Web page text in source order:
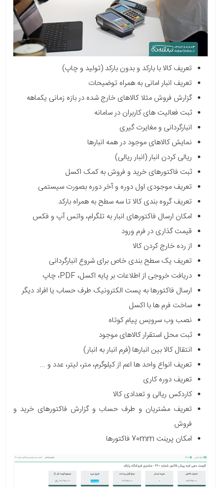
تعریف کالا با بارکد و بدون بارکد (تولید و چاپ)
تعریف انبار امانی به همراه توضیحات
گزارش فروش مثلا کالاهای خارج شده در بازه زمانی یکماهه
ثبت فعالیت های کاربران در سامانه
انبارگردانی و مغایرت گیری
نمایش کالاهای موجود در همه انبارها
ریالی کردن انبار (انبار ریالی)
ثبت فاکتورهای خرید و فروش به کمک اکسل
تعریف موجودی اول دوره و آخر دوره بصورت سیستمی
تعریف گروه بندی کالا تا سه سطح به همراه بارکد
امکان ارسال فاکتورهای انبار به تلگرام، واتس آپ و فکس
قیمت گذاری در فرم ورود
از رده خارج کردن کالا
تعریف یک سطح بندی خاص برای شروع انبارگردانی
دریافت خروجی از اطلاعات بر پایه اکسل، PDF، چاپ
ارسال فاکتورها به پست الکترونیک طرف حساب یا افراد دیگر
ساخت فرم ها با اکسل
نصب وب سرویس پیام کوتاه
ثبت محل استقرار کالاهای موجود
انتقال کالا بین انبارها (فرم انبار به انبار)
تعریف انواع واحد ها اعم از کیلوگرم، متر، لیتر، عدد و ...
تعریف دوره کاری
کاردکس ریالی و تعدادی کالا
تعریف مشتریان و طرف حساب و گزارش فاکتورهای خرید و
فروش
امکان پرینت 70mm فاکتورها